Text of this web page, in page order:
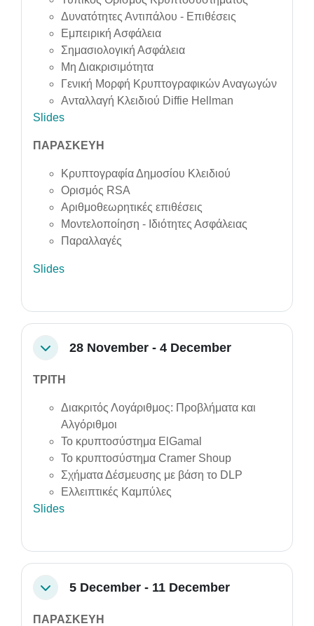
Δυνατότητες Αντιπάλου - Επιθέσεις
Εμπειρική Ασφάλεια
Σημασιολογική Ασφάλεια
Μη Διακρισιμότητα
Γενική Μορφή Κρυπτογραφικών Αναγωγών
Ανταλλαγή Κλειδιού Diffie Hellman
Slides
ΠΑΡΑΣΚΕΥΗ
Κρυπτογραφία Δημοσίου Κλειδιού
Ορισμός RSA
Αριθμοθεωρητικές επιθέσεις
Μοντελοποίηση - Ιδιότητες Ασφάλειας
Παραλλαγές
Slides
Collapse28 November - 4 December
ΤΡΙΤΗ
Διακριτός Λογάριθμος: Προβλήματα και
Αλγόριθμοι
Το κρυπτοσύστημα ElGamal
Το κρυπτοσύστημα Cramer Shoup
Σχήματα Δέσμευσης με βάση το DLP
Ελλειπτικές Καμπύλες
Slides
Collapse5 December - 11 December
ΠΑΡΑΣΚΕΥΗ